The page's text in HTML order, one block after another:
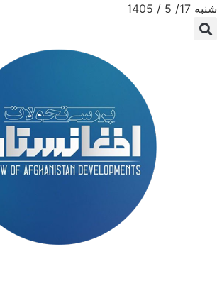
شنبه 17/ 5 / 1405